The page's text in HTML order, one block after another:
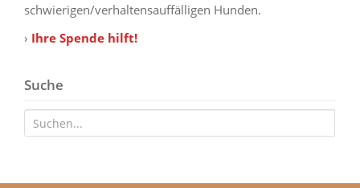
schwierigen/verhaltensauffälligen Hunden.
› Ihre Spende hilft!
Suche
Suche nach: